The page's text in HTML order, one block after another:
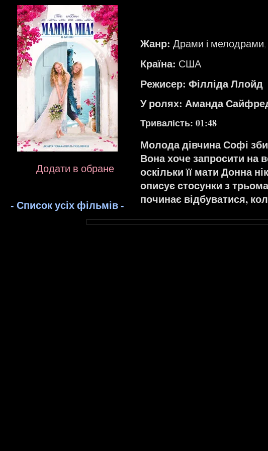
Додати в обране
- Список усіх фільмів -
Жанр: Драми і мелодрами,
Країна: США
Режисер: Філліда Ллойд
У ролях: Аманда
Тривалість: 01:48
Молода дівчина Софі
Вона хоче запросити на
оскільки її мати Донна
описує стосунки з
починає відбуватися,